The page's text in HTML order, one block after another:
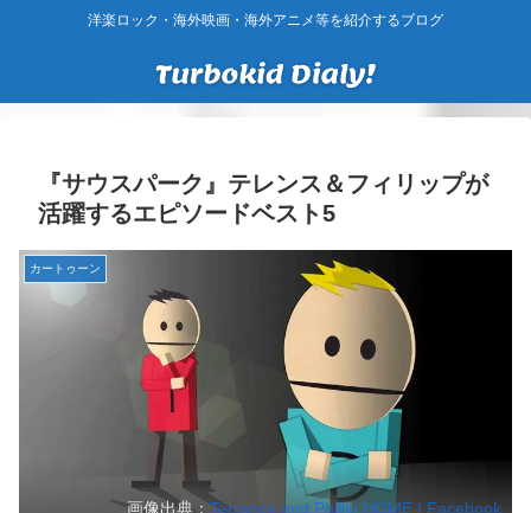
洋楽ロック・海外映画・海外アニメ等を紹介するブログ
『サウスパーク』テレンス＆フィリップが
活躍するエピソードベスト5
カートゥーン
画像出典：Terrance and Phillip HOME | Facebook